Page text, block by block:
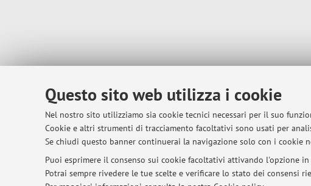
Questo sito web utilizza i cookie
Nel nostro sito utilizziamo sia cookie tecnici necessari per il suo
Cookie e altri strumenti di tracciamento facoltativi sono usati per
Se chiudi questo banner continuerai la navigazione solo con i cookie
Puoi esprimere il consenso sui cookie facoltativi attivando l'opzione
Potrai sempre rivedere le tue scelte e verificare lo stato dei consensi